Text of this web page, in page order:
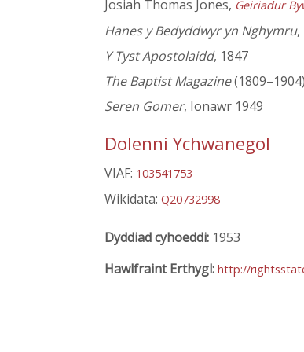
Josiah Thomas Jones, Geiriadur
Hanes y Bedyddwyr yn Nghymru,
Y Tyst Apostolaidd, 1847
The Baptist Magazine
Seren Gomer, Ionawr 1949
Dolenni Ychwanegol
VIAF: 103541753
Wikidata: Q20732998
Dyddiad cyhoeddi: 1953
Hawlfraint Erthygl: http://